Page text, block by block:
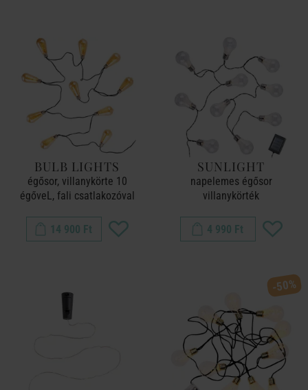
BULB LIGHTS
égősor, villanykörte 10
égőveL, fali csatlakozóval
14 900 Ft
SUNLIGHT
napelemes égősor
villanykörték
4 990 Ft
-50%